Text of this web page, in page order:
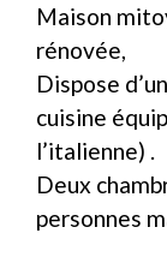
Maison
rénovée,
Dispose
cuisine
l’italienne) .
Deux
personnes